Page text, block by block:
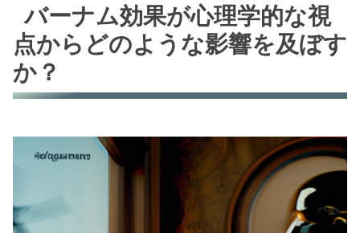
バーナム効果が心理学的な視
点からどのような影響を及ぼす
か？